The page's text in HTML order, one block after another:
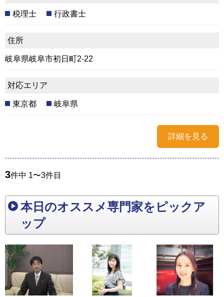
税理士 行政書士
住所
岐阜県岐阜市初日町2-22
対応エリア
東京都 岐阜県
詳細を見る
3件中 1〜3件目
本日のオススメ専門家をピックア
ップ